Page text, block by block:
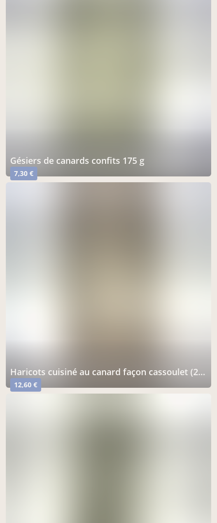
gésiers de canards confits 175 g
7,30 €
haricots cuisiné au canard façon cassoulet (2 parts) 700 g
12,60 €